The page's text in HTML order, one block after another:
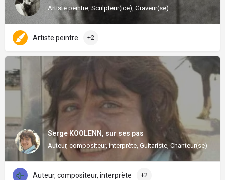
Artiste peintre, Sculpteur(ice), Graveur(se)
Artiste peintre +2
Serge KOOLENN, sur ses pas
Auteur, compositeur, interprète, Guitariste, Chanteur(se)
Auteur, compositeur, interprète +2